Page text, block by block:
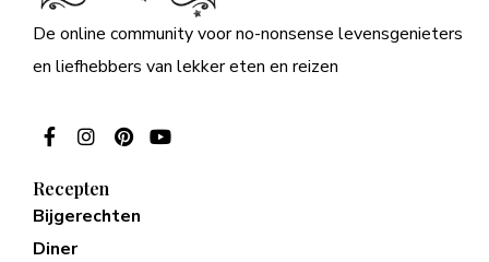
De online community voor no-nonsense levensgenieters
en liefhebbers van lekker eten en reizen
Recepten
Bijgerechten
Diner